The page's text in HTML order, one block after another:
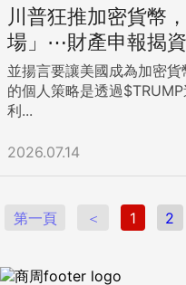
川普狂推加密貨幣
場」⋯財產申報揭
並揚言要讓美國成為加密
的個人策略是透過
利...
2026.07.14
第一頁 ＜ 1 2